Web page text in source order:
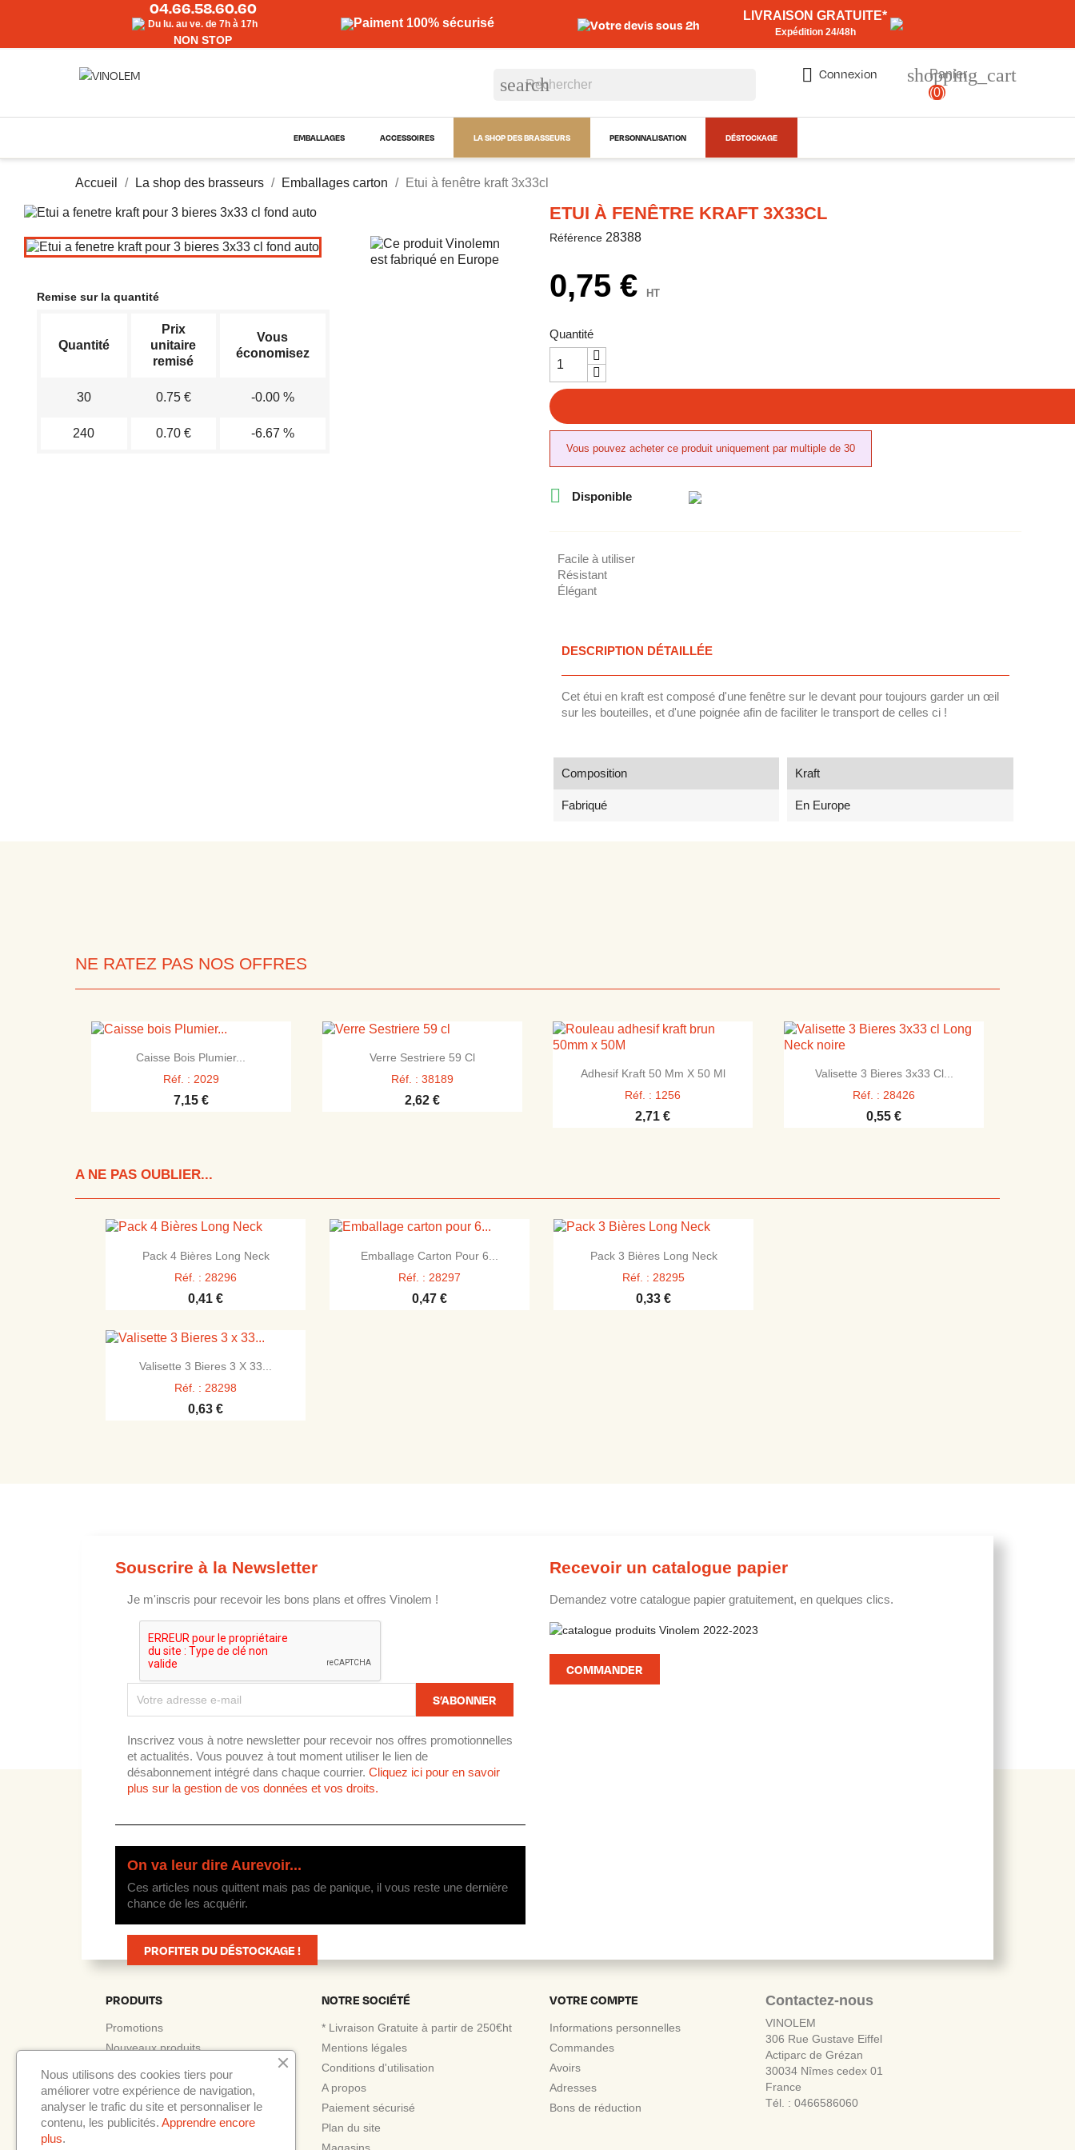
04.66.58.60.60
Du lu. au ve. de 7h à 17h
NON STOP
Paiment 100% sécurisé Votre devis sous 2h
LIVRAISON GRATUITE*
Expédition 24/48h
 Connexion shopping_cart
Panier
(0)
search
EMBALLAGES ACCESSOIRES LA SHOP DES BRASSEURS PERSONNALISATION DÉSTOCKAGE
Accueil La shop des brasseurs Emballages carton Etui à fenêtre kraft 3x33cl
Remise sur la quantité
Quantité
Prix
unitaire
remisé
Vous
économisez
30 0.75 € -0.00 %
240 0.70 € -6.67 %
ETUI À FENÊTRE KRAFT 3X33CL
Référence 28388
0,75 € HT
Quantité
Vous pouvez acheter ce produit uniquement par multiple de 30
 Disponible
Facile à utiliser
Résistant
Élégant
DESCRIPTION DÉTAILLÉE
Cet étui en kraft est composé d'une fenêtre sur le devant pour toujours garder un œil
sur les bouteilles, et d'une poignée afin de faciliter le transport de celles ci !
Composition Kraft
Fabriqué En Europe
NE RATEZ PAS NOS OFFRES
 Aperçu rapide
Caisse Bois Plumier...
Réf. : 2029
7,15 €
 Aperçu rapide
Verre Sestriere 59 Cl
Réf. : 38189
2,62 €
 Aperçu rapide
Adhesif Kraft 50 Mm X 50 Ml
Réf. : 1256
2,71 €
 Aperçu rapide
Valisette 3 Bieres 3x33 Cl...
Réf. : 28426
0,55 €
A NE PAS OUBLIER...
 Aperçu rapide
Pack 4 Bières Long Neck
Réf. : 28296
0,41 €
 Aperçu rapide
Emballage Carton Pour 6...
Réf. : 28297
0,47 €
 Aperçu rapide
Pack 3 Bières Long Neck
Réf. : 28295
0,33 €
 Aperçu rapide
Valisette 3 Bieres 3 X 33...
Réf. : 28298
0,63 €
Souscrire à la Newsletter
Je m'inscris pour recevoir les bons plans et offres Vinolem !
Inscrivez vous à notre newsletter pour recevoir nos offres promotionnelles
et actualités. Vous pouvez à tout moment utiliser le lien de
désabonnement intégré dans chaque courrier. Cliquez ici pour en savoir
plus sur la gestion de vos données et vos droits.
On va leur dire Aurevoir...
Ces articles nous quittent mais pas de panique, il vous reste une dernière
chance de les acquérir.
PROFITER DU DÉSTOCKAGE !
Recevoir un catalogue papier
Demandez votre catalogue papier gratuitement, en quelques clics.
COMMANDER
PRODUITS
Promotions
Nouveaux produits
Meilleures ventes
NOTRE SOCIÉTÉ
* Livraison Gratuite à partir de 250€ht
Mentions légales
Conditions d'utilisation
A propos
Paiement sécurisé
Plan du site
Magasins
VOTRE COMPTE
Informations personnelles
Commandes
Avoirs
Adresses
Bons de réduction
Contactez-nous
VINOLEM
306 Rue Gustave Eiffel
Actiparc de Grézan
30034 Nîmes cedex 01
France
Tél. : 0466586060
Nous utilisons des cookies tiers pour
améliorer votre expérience de navigation,
analyser le trafic du site et personnaliser le
contenu, les publicités. Apprendre encore
plus.